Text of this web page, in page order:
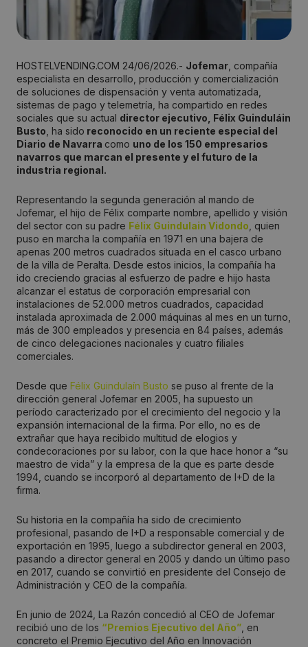
HOSTELVENDING.COM 24/06/2026.- Jofemar , compañía
especialista en desarrollo, producción y comercialización
de soluciones de dispensación y venta automatizada,
sistemas de pago y telemetría, ha compartido en redes
sociales que su actual director ejecutivo, Félix Guinduláin
Busto , ha sido reconocido en un reciente especial del
Diario de Navarra como uno de los 150 empresarios
navarros que marcan el presente y el futuro de la
industria regional.
Representando la segunda generación al mando de
Jofemar, el hijo de Félix comparte nombre, apellido y visión
del sector con su padre Félix Guindulain Vidondo , quien
puso en marcha la compañía en 1971 en una bajera de
apenas 200 metros cuadrados situada en el casco urbano
de la villa de Peralta. Desde estos inicios, la compañía ha
ido creciendo gracias al esfuerzo de padre e hijo hasta
alcanzar el estatus de corporación empresarial con
instalaciones de 52.000 metros cuadrados, capacidad
instalada aproximada de 2.000 máquinas al mes en un turno,
más de 300 empleados y presencia en 84 países, además
de cinco delegaciones nacionales y cuatro filiales
comerciales.
Desde que Félix Guindulaín Busto se puso al frente de la
dirección general Jofemar en 2005, ha supuesto un
período caracterizado por el crecimiento del negocio y la
expansión internacional de la firma. Por ello, no es de
extrañar que haya recibido multitud de elogios y
condecoraciones por su labor, con la que hace honor a “su
maestro de vida” y la empresa de la que es parte desde
1994, cuando se incorporó al departamento de I+D de la
firma.
Su historia en la compañía ha sido de crecimiento
profesional, pasando de I+D a responsable comercial y de
exportación en 1995, luego a subdirector general en 2003,
pasando a director general en 2005 y dando un último paso
en 2017, cuando se convirtió en presidente del Consejo de
Administración y CEO de la compañía.
En junio de 2024, La Razón concedió al CEO de Jofemar
recibió uno de los “Premios Ejecutivo del Año” , en
concreto el Premio Ejecutivo del Año en Innovación